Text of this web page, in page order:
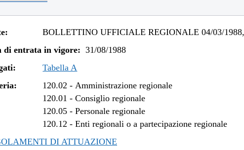
BOLLETTINO UFFICIALE REGIONALE 04/03/
di entrata in vigore: 31/08/1988
Tabella A
120.02 -Amministrazione regionale
120.01 -Consiglio regionale
120.05 -Personale regionale
120.12 -Enti regionali o a partecipazione regionale
DI ATTUAZIONE